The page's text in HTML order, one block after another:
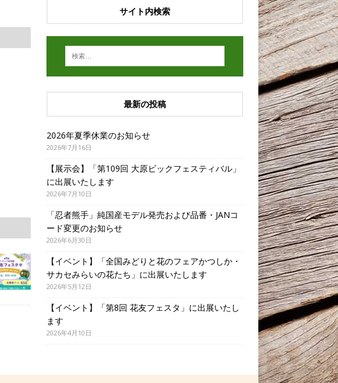
サイト内検索
最新の投稿
2026年夏季休業のお知らせ
2026年7月16日
【展示会】「第109回 大原ビックフェスティバル」
に出展いたします
2026年7月10日
「忍者熊手」純国産モデル発売および品番・JANコ
ード変更のお知らせ
2026年6月30日
【イベント】「全国みどりと花のフェアかつしか・
サカセみらいの花たち」に出展いたします
2026年5月12日
【イベント】「第8回 花友フェスタ」に出展いたし
ます
2026年4月10日